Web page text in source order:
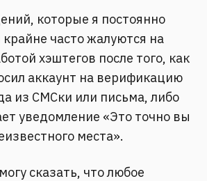
которые я постоянно
часто жалуются на
хэштегов после того, как
аккаунт на верификацию
из СМСки или письма, либо
уведомление «Это точно вы
места».
сказать, что любое